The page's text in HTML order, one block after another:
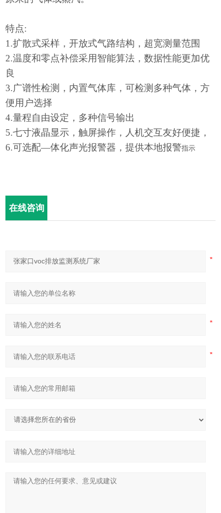
特点:
1.扩散式采样，开放式气路结构，超宽测量范围
2.温度和零点补偿采用智能算法，数据性能更加优
良
3.广谱性检测，内置气体库，可检测多种气体，方
便用户选择
4.量程自由设定，多种信号输出
5.七寸液晶显示，触屏操作，人机交互友好便捷，
6.可选配—体化声光报警器，提供本地报警指示
在线咨询